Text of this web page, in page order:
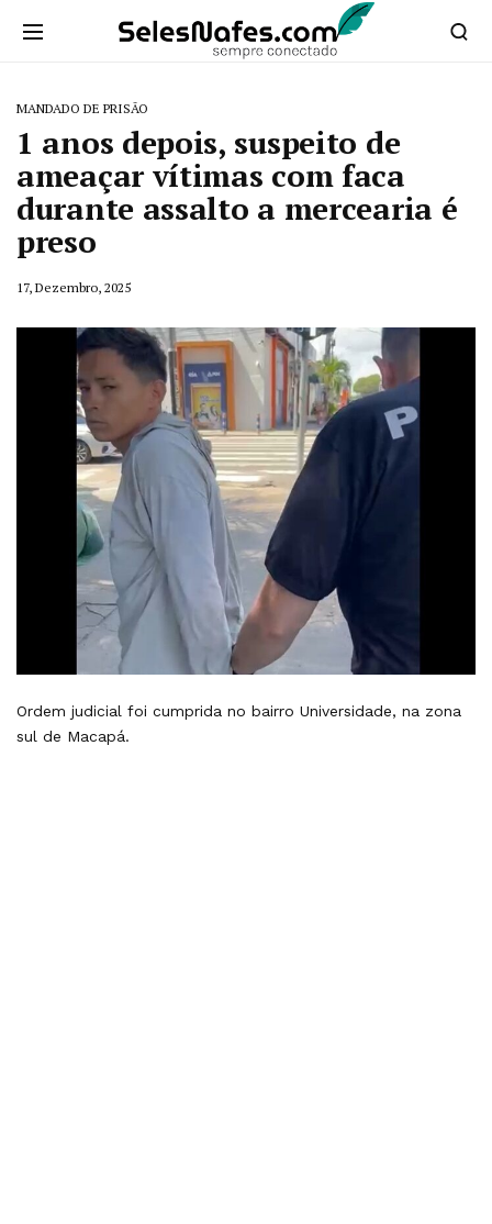
MANDADO DE PRISÃO
1 anos depois, suspeito de
ameaçar vítimas com faca
durante assalto a mercearia é
preso
17, Dezembro, 2025
Ordem judicial foi cumprida no bairro Universidade, na zona
sul de Macapá.